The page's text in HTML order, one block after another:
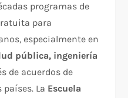
programas de
para
especialmente en
pública, ingeniería
de acuerdos de
La Escuela